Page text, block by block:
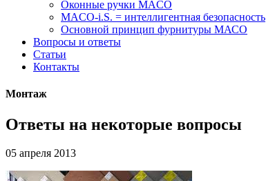
Оконные ручки MACO
MACO-i.S. = интеллигентная безопасность
Основной принцип фурнитуры МАСО
Вопросы и ответы
Статьи
Контакты
Монтаж
Ответы на некоторые вопросы
05 апреля 2013